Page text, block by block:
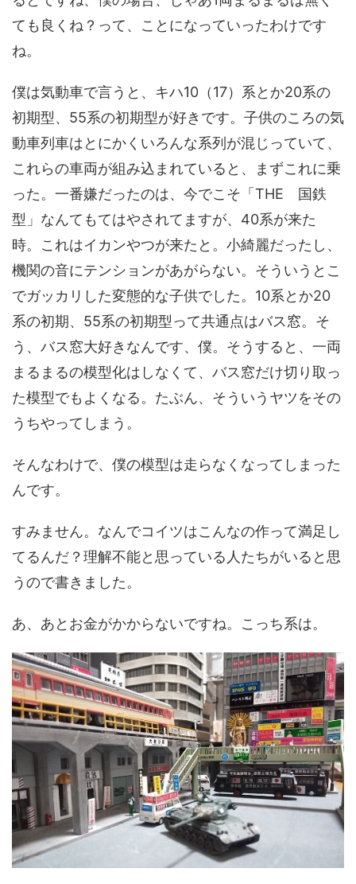
ても良くね？って、ことになっていったわけです
ね。
僕は気動車で言うと、キハ10（17）系とか20系の
初期型、55系の初期型が好きです。子供のころの気
動車列車はとにかくいろんな系列が混じっていて、
これらの車両が組み込まれていると、まずこれに乗
った。一番嫌だったのは、今でこそ「THE 国鉄
型」なんてもてはやされてますが、40系が来た
時。これはイカンやつが来たと。小綺麗だったし、
機関の音にテンションがあがらない。そういうとこ
でガッカリした変態的な子供でした。10系とか20
系の初期、55系の初期型って共通点はバス窓。そ
う、バス窓大好きなんです、僕。そうすると、一両
まるまるの模型化はしなくて、バス窓だけ切り取っ
た模型でもよくなる。たぶん、そういうヤツをその
うちやってしまう。
そんなわけで、僕の模型は走らなくなってしまった
んです。
すみません。なんでコイツはこんなの作って満足し
てるんだ？理解不能と思っている人たちがいると思
うので書きました。
あ、あとお金がかからないですね。こっち系は。